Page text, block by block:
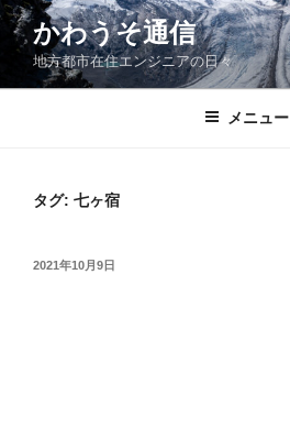
コ
ン
ン
かわうそ通信
地方都市在住エンジニアの日々
メニュー
タグ: 七ヶ宿
投
2021年10月9日